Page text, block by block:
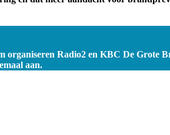
organiseren Radio2 en KBC De Grote
aan.